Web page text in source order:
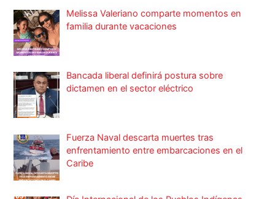
Melissa Valeriano comparte momentos en
familia durante vacaciones
Bancada liberal definirá postura sobre
dictamen en el sector eléctrico
Fuerza Naval descarta muertes tras
enfrentamiento entre embarcaciones en el
Caribe